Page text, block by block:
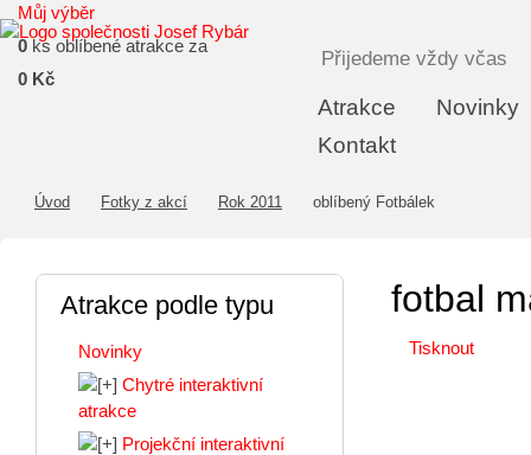
Atrakce
Novinky
Kontakt
Můj výběr
0 ks oblíbené atrakce za
0 Kč
Přijedeme vždy včas
Úvod Fotky z akcí Rok 2011 oblíbený Fotbálek
fotbal
Tisknout
Atrakce podle typu
Novinky
Chytré interaktivní
atrakce
Projekční interaktivní